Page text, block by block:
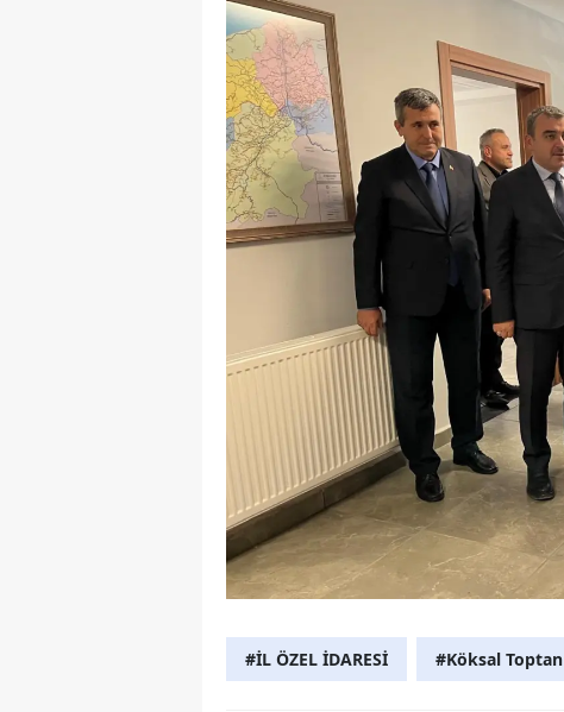
#İL ÖZEL İDARESİ #Köksal Toptan